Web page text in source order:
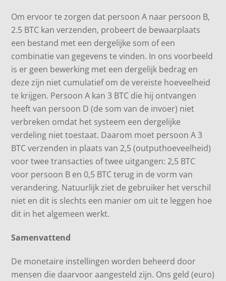
Om ervoor te zorgen dat persoon A naar persoon B,
2.5 BTC kan verzenden, probeert de bewaarplaats
een bestand met een dergelijke som of een
combinatie van gegevens te vinden. In ons voorbeeld
is er geen bewerking met een dergelijk bedrag en
deze zijn niet cumulatief om de vereiste hoeveelheid
te krijgen. Persoon A kan 3 BTC die hij ontvangen
heeft van persoon D (de som van de invoer) niet
verbreken omdat het systeem een ​​dergelijke
verdeling niet toestaat. Daarom moet persoon A 3
BTC verzenden in plaats van 2,5 (outputhoeveelheid)
voor twee transacties of twee uitgangen: 2,5 BTC
voor persoon B en 0,5 BTC terug in de vorm van
verandering. Natuurlijk ziet de gebruiker het verschil
niet en dit is slechts een manier om uit te leggen hoe
dit in het algemeen werkt.
Samenvattend
De monetaire instellingen worden beheerd door
mensen die daarvoor aangesteld zijn. Ons geld (euro)